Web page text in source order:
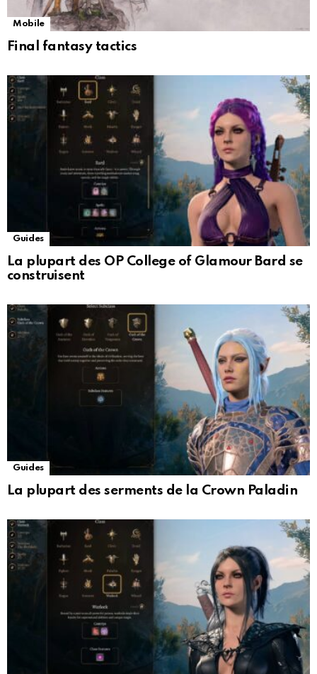
Mobile
Final fantasy tactics
Guides
La plupart des OP College of Glamour Bard se
construisent
Guides
La plupart des serments de la Crown Paladin